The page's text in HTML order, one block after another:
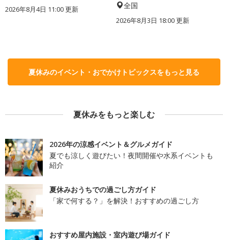
2026年8月4日 11:00更新 全国
2026年8月3日 18:00更新
夏休みのイベント・おでかけトピックスをもっと見る
夏休みをもっと楽しむ
2026年の涼感イベント＆グルメガイド
夏でも涼しく遊びたい！夜間開催や水系イベントも
紹介
夏休みおうちでの過ごし方ガイド
「家で何する？」を解決！おすすめの過ごし方
おすすめ屋内施設・室内遊び場ガイド